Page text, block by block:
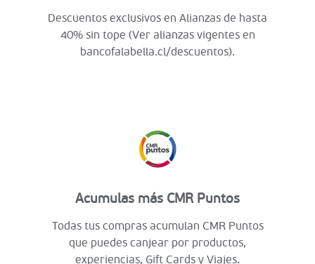
Descuentos exclusivos en Alianzas de hasta
40% sin tope (Ver alianzas vigentes en
bancofalabella.cl/descuentos).
Acumulas más CMR Puntos
Todas tus compras acumulan CMR Puntos
que puedes canjear por productos,
experiencias, Gift Cards y Viajes.